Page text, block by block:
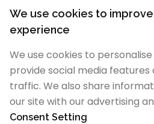
गिगाग्राम को Ounce में बदलें
गिगाग्राम को पाउंड में बदलें
गिगाग्राम को stone (US) में बदलें
गिगाग्राम को quarter में बदलें
We use cookies to
experience
We use cookies to
provide social media features
traffic. We also share
our site with our advertising
Consent Setting